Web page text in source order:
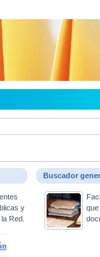
y
Red.
Buscador